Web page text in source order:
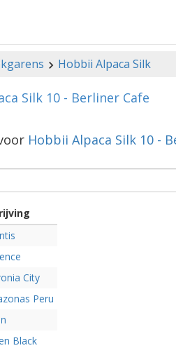
Hobbii Alpaca Silk
Silk 10 - Berliner Cafe
Hobbii Alpaca Silk 10 -
City
Peru
Black